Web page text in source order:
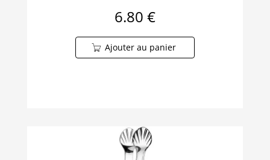
6.80 €
Ajouter au panier